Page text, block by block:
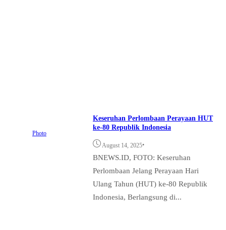
Photo
Keseruhan Perlombaan Perayaan HUT
ke-80 Republik Indonesia
August 14, 2025•
BNEWS.ID, FOTO: Keseruhan
Perlombaan Jelang Perayaan Hari
Ulang Tahun (HUT) ke-80 Republik
Indonesia, Berlangsung di...